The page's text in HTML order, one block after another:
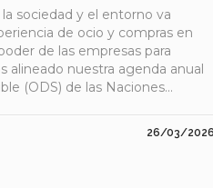
sociedad y el entorno va
de ocio y compras en
de las empresas para
alineado nuestra agenda anual
(ODS) de las Naciones...
26/03/